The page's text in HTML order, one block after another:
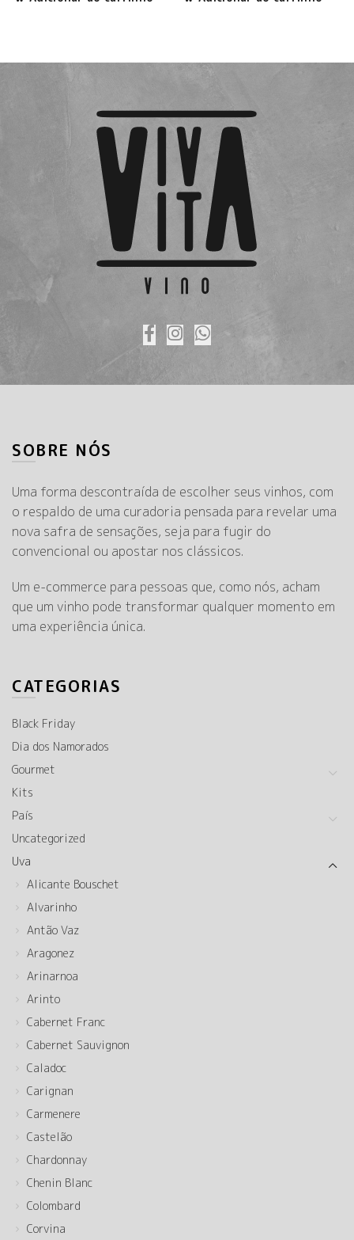
SOBRE NÓS
Uma forma descontraída de escolher seus vinhos, com
o respaldo de uma curadoria pensada para revelar uma
nova safra de sensações, seja para fugir do
convencional ou apostar nos clássicos.
Um e-commerce para pessoas que, como nós, acham
que um vinho pode transformar qualquer momento em
uma experiência única.
CATEGORIAS
Black Friday
Dia dos Namorados
Gourmet
Kits
País
Uncategorized
Uva
Alicante Bouschet
Alvarinho
Antão Vaz
Aragonez
Arinarnoa
Arinto
Cabernet Franc
Cabernet Sauvignon
Caladoc
Carignan
Carmenere
Castelão
Chardonnay
Chenin Blanc
Colombard
Corvina